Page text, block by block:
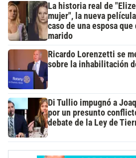
La historia real de
mujer", la nueva
caso de una esposa
marido
Ricardo Lorenzetti se
sobre la inhabilitación
Di Tullio impugnó a
por un presunto
debate de la Ley de